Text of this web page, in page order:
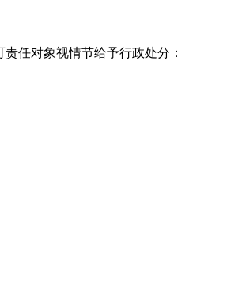
任对象视情节给予行政处分：